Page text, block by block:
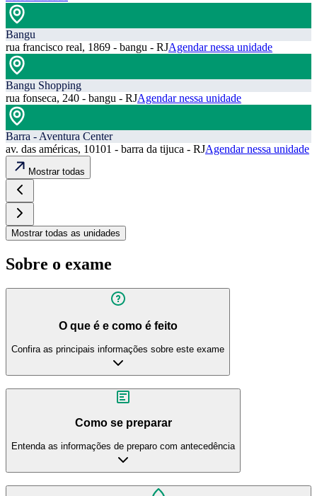
Bangu
rua francisco real, 1869 - bangu - RJAgendar nessa unidade
Bangu Shopping
rua fonseca, 240 - bangu - RJAgendar nessa unidade
Barra - Aventura Center
av. das américas, 10101 - barra da tijuca - RJAgendar nessa unidade
Mostrar todas
Mostrar todas as unidades
Sobre o exame
O que é e como é feito
Confira as principais informações sobre este exame
Como se preparar
Entenda as informações de preparo com antecedência